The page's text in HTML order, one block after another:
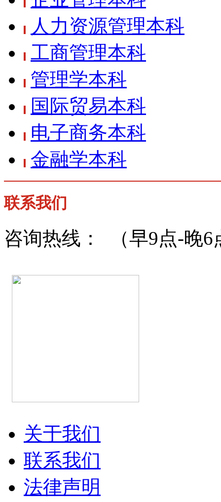
人力资源管理本科
工商管理本科
管理学本科
国际贸易本科
电子商务本科
金融学本科
联系我们
咨询热线： （早9点-晚6
关于我们
联系我们
法律声明